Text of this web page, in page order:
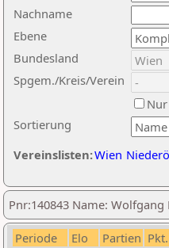
Nachname
Ebene
Sortierung
Bundesland
Spgem./Kreis/Verein
Vereinslisten:Wien
Pnr:140843 Name: Wolfgang
Periode Elo Partien Pkt.